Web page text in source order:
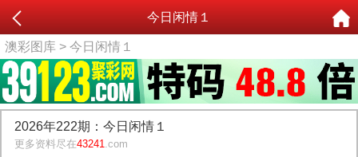
今日闲情１
澳彩图库 > 今日闲情１
2026年222期：今日闲情１
更多资料尽在43241.com